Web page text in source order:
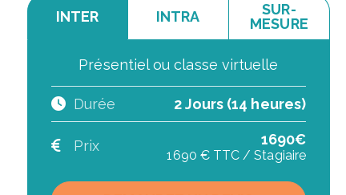
INTER INTRA
SUR-
MESURE
Présentiel ou classe virtuelle
Durée 2 Jours (14 heures)
Prix 1690€
1690 € TTC / Stagiaire